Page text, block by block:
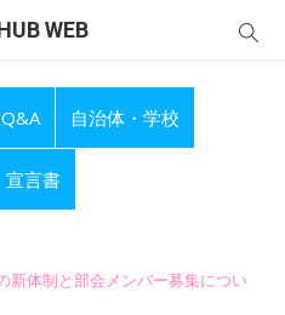
WEB
自治体・学校
宣言書
新体制と部会メンバー募集につい